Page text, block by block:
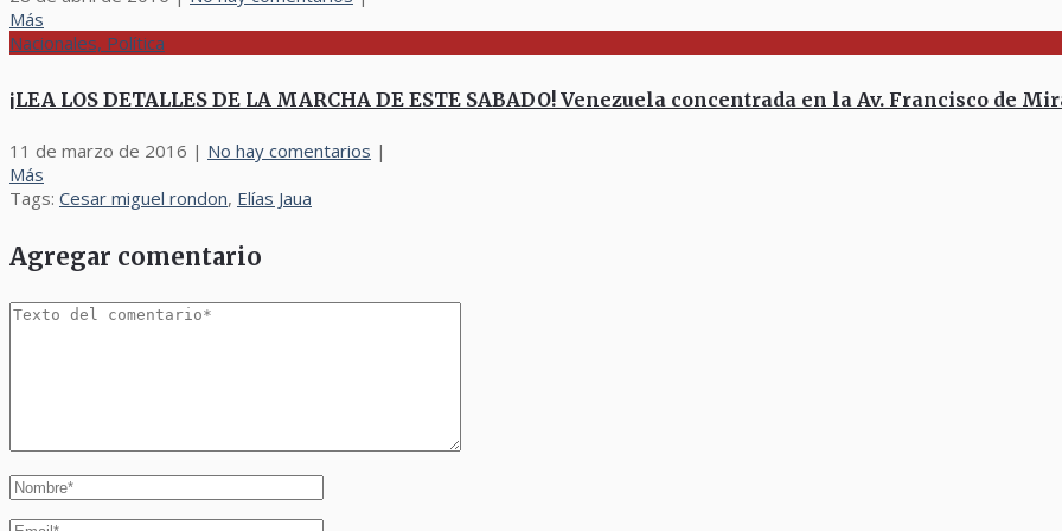
Más
Nacionales, Política
¡LEA LOS DETALLES DE LA MARCHA DE ESTE SABADO! Venezuela concentrada en la Av. Francisco de
11 de marzo de 2016 | No hay comentarios |
Más
Tags: Cesar miguel rondon, Elías Jaua
Agregar comentario